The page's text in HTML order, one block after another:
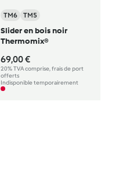
TM6 TM5
Slider en bois noir
Thermomix®
69,00 €
20% TVA comprise, frais de port
offerts
Indisponible temporairement